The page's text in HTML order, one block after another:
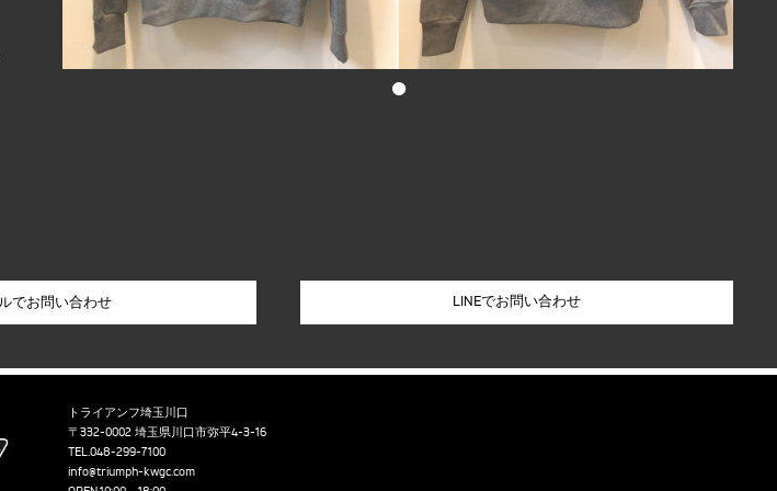
•
LINEでお問い合わせ
トライアンフ埼玉川口
〒332-0002 埼玉県川口市弥平4-3-16
TEL.048-299-7100
info@triumph-kwgc.com